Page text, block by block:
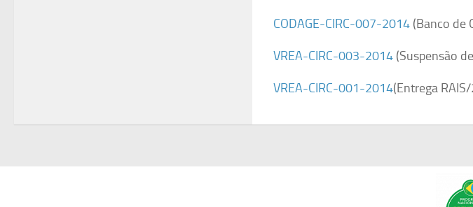
CODAGE-CIRC-007-2014 (Banco de
VREA-CIRC-003-2014 (Suspensão
VREA-CIRC-001-2014(Entrega